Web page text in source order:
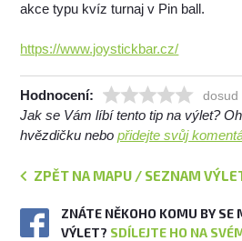
akce typu kvíz turnaj v Pin ball.
https://www.joystickbar.cz/
Hodnocení: dosud
Jak se Vám líbí tento tip na výlet?
hvězdičku nebopřidejte svůj
ZPĚT NA MAPU / SEZNAM
ZNÁTE NĚKOHO KOMU BY
VÝLET? SDÍLEJTE HO NA